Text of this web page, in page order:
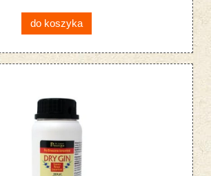
do koszyka